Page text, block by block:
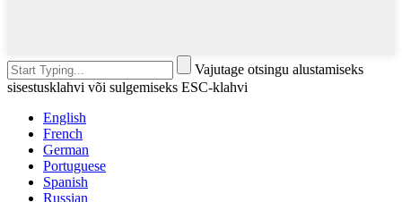
Vajutage otsingu alustamiseks
sisestusklahvi või sulgemiseks ESC-klahvi
English
French
German
Portuguese
Spanish
Russian